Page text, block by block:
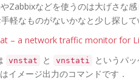
Zabbixなどを使うのは大げさな感
軽なものがないかなと少し探し
– a network traffic monitor for
vnstat と vnstati というパ
はイメージ出力のコマンドです．